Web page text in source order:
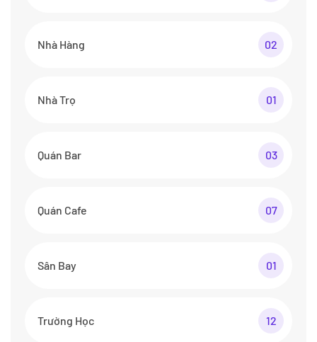
Nhà Hàng 02
Nhà Trọ 01
Quán Bar 03
Quán Cafe 07
Sân Bay 01
Trường Học 12